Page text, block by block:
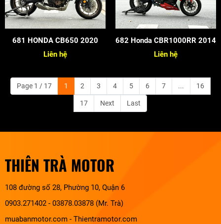
681 HONDA CB650 2020
Liên hệ
682 Honda CBR1000RR 2014
Liên hệ
Page 1 / 17 1 2 3 4 5 6 7 ... 16
17 Next Last
THIÊN TRÀ MOTOR
108 đường số 28, Phường 10, Quận 6
0903.271402 - 03878.03878 (Mr. Trà)
muabanmotor.com - Thientramotor.com